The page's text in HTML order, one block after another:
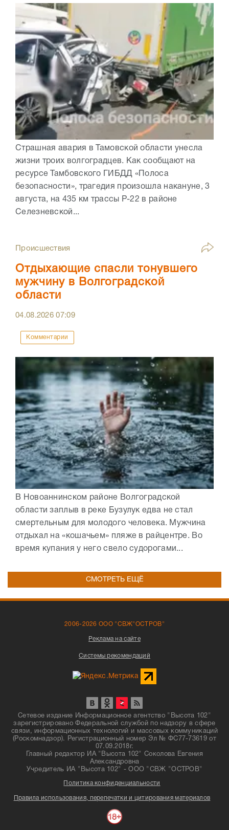
Страшная авария в Тамовской области унесла
жизни троих волгоградцев. Как сообщают на
ресурсе Тамбовского ГИБДД «Полоса
безопасности», трагедия произошла накануне, 3
августа, на 435 км трассы Р-22 в районе
Селезневской...
Происшествия
Отдыхающие спасли тонувшего
мужчину в Волгоградской
области
04.08.202607:09
Комментарии
В Новоаннинском районе Волгоградской
области заплыв в реке Бузулук едва не стал
смертельным для молодого человека. Мужчина
отдыхал на «кошачьем» пляже в райцентре. Во
время купания у него свело судорогами...
СМОТРЕТЬ ЕЩЁ
2006-2026 ООО "СВЖ"ОСТРОВ"
Реклама на сайте
Системы рекомендаций
Сетевое издание Информационное агентство "Высота 102"
зарегистрировано Федеральной службой по надзору в сфере
связи, информационных технологий и массовых коммуникаций
(Роскомнадзор). Регистрационный номер Эл № ФС77-73619 от
07.09.2018г.
Главный редактор ИА "Высота 102" Соколова Евгения
Александровна
Учредитель ИА "Высота 102" - ООО "СВЖ "ОСТРОВ"
Политика конфиденциальности
Правила использования, перепечатки и цитирования материалов